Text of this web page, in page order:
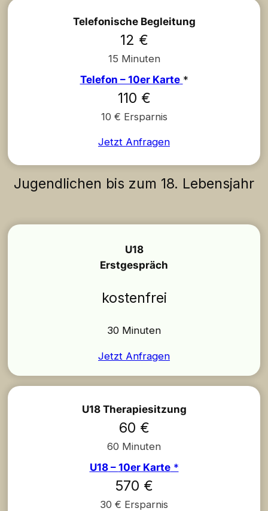
Telefonische Begleitung
12 €
15 Minuten
Telefon – 10er Karte *
110 €
10 € Ersparnis
Jetzt Anfragen
Jugendlichen bis zum 18. Lebensjahr
U18
Erstgespräch
kostenfrei
30 Minuten
Jetzt Anfragen
U18 Therapiesitzung
60 €
60 Minuten
U18– 10er Karte*
570 €
30 € Ersparnis